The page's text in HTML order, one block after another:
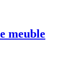
meuble